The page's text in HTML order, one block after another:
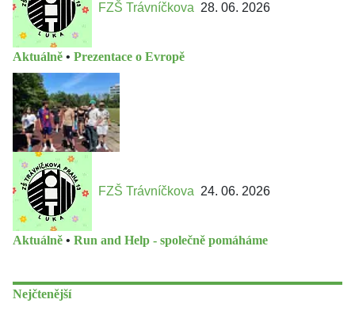
FZŠ Trávníčkova 28. 06. 2026
Aktuálně • Prezentace o Evropě
FZŠ Trávníčkova 24. 06. 2026
Aktuálně • Run and Help - společně pomáháme
Nejčtenější